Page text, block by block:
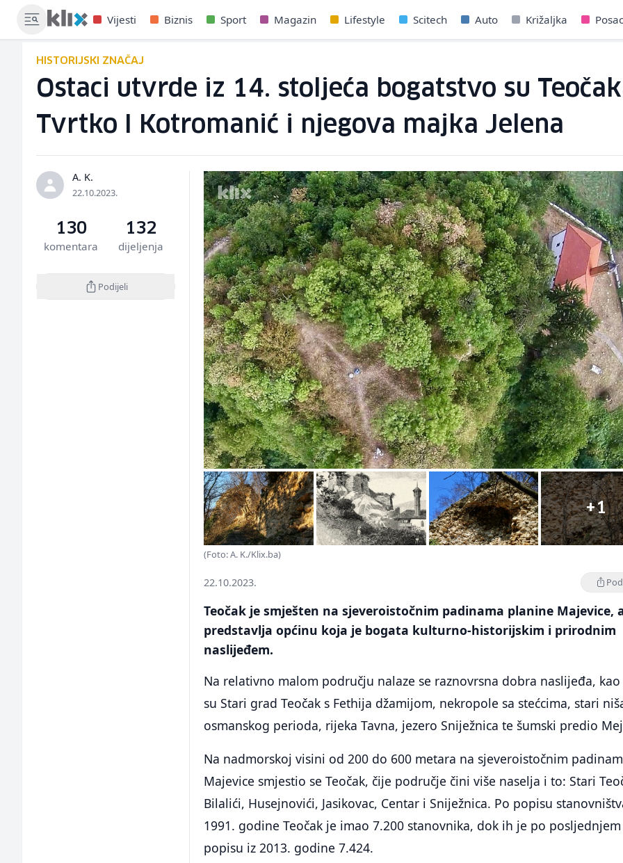
Vijesti Biznis Sport Magazin Lifestyle Scitech Auto Križaljka
HISTORIJSKI ZNAČAJ
Ostaci utvrde iz 14. stoljeća bogatstvo su
Tvrtko I Kotromanić i njegova majka Jelena
A. K.
22.10.2023.
130
komentara
132
dijeljenja
Podijeli
+1
(Foto: A. K./Klix.ba)
22.10.2023.
Teočak je smješten na sjeveroistočnim padinama planine Majevice,
predstavlja općinu koja je bogata kulturno-historijskim i prirodnim
naslijeđem.
Na relativno malom području nalaze se raznovrsna dobra naslijeđa, kao
su Stari grad Teočak s Fethija džamijom, nekropole sa stećcima, stari
osmanskog perioda, rijeka Tavna, jezero Sniježnica te šumski predio
Na nadmorskoj visini od 200 do 600 metara na sjeveroistočnim
Majevice smjestio se Teočak, čije područje čini više naselja i to: Stari
Bilalići, Husejnovići, Jasikovac, Centar i Sniježnica. Po popisu
1991. godine Teočak je imao 7.200 stanovnika, dok ih je po posljednjem
popisu iz 2013. godine 7.424.